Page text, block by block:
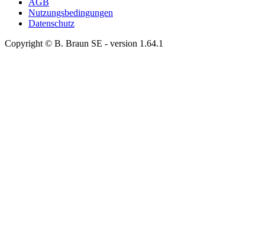
Nutzungsbedingungen
Datenschutz
Copyright © B. Braun SE - version 1.64.1